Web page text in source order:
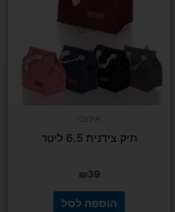
תיק צידנית 6.5 ליטר
₪39
הוספה לסל